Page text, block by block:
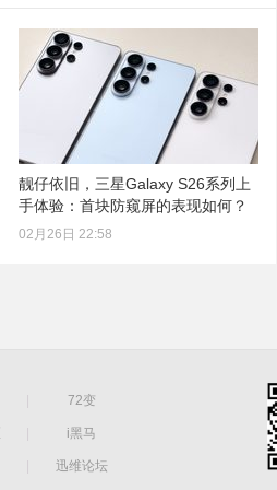
靓仔依旧，三星Galaxy S26系列上
手体验：首块防窥屏的表现如何？
02月26日 22:58
72变
i黑马
迅维论坛